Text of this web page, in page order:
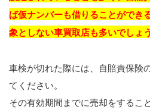
ば仮ナンバーも借りることができ
象としない車買取店も多いでしょう
車検が切れた際には、自賠責保険
てください。
その有効期間までに売却をするこ